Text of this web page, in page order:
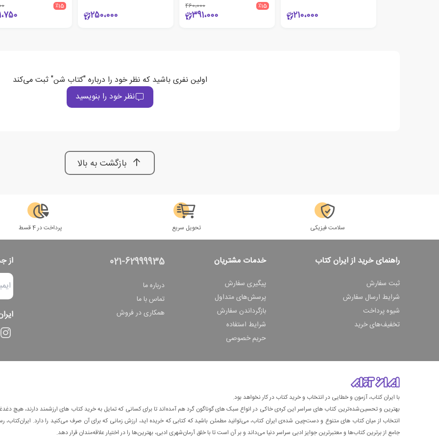
210،000
٪15 460،000
391،000 250،000
٪15
اولین نفری باشید که نظر خود را درباره "کتاب شن" ثبت می‌کند
نظر خود را بنویسید
بازگشت به بالا
سلامت فیزیکی تحویل سریع پرداخت در 4 قسط
راهنمای خرید از ایران کتاب
ثبت سفارش
شرایط ارسال سفارش
شیوه پرداخت
تخفیف‌های خرید
خدمات مشتریان
پیگیری سفارش
پرسش‌های متداول
بازگرداندن سفارش
شرایط استفاده
حریم خصوصی
021-62999935
درباره ما
تماس با ما
همکاری در فروش
از
با ایران کتاب، آزمون و خطایی در انتخاب و خرید کتاب در کار نخواهد بود.
بهترین و تحسین‌شده‌ترین کتاب‌ های سراسر این کره‌ی خاکی در انواع سبک های گوناگون گرد هم آمده‌اند تا برای کسانی که تمایل به خرید کتاب های ارزشمند دارند، هیچ
انتخاب از میان کتاب های متنوع و دست‌چین شده‌ی ایران کتاب، می‌توانید مطمئن باشید که کتابی که خریده اید، ارزش زمانی که برای آن صرف می‌کنید را دارد. ایران‌کتاب،
جامع از برترین کتاب‌ها و معتبرترین جوایز ادبی سراسر دنیا می‌داند و بر آن است تا با خلق آرمان‌شهری ادبی، بهترین‌ها را در اختیار علاقه‌مندان قرار دهد.